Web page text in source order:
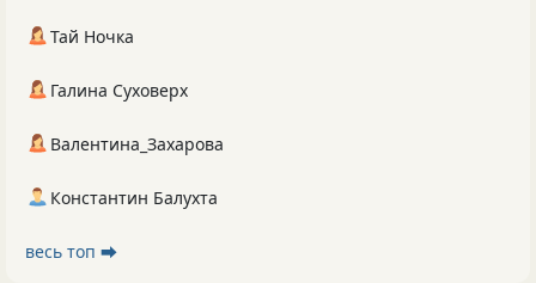
Тай Ночка
Галина Суховерх
Валентина_Захарова
Константин Балухта
весь топ ⮕